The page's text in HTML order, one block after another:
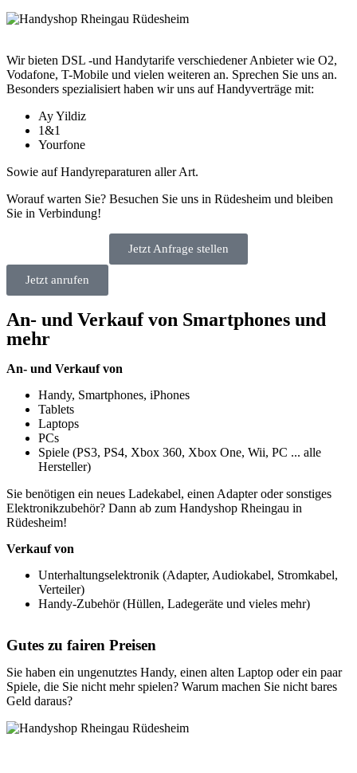
Wir bieten DSL -und Handytarife verschiedener Anbieter wie O2,
Vodafone, T-Mobile und vielen weiteren an. Sprechen Sie uns an.
Besonders spezialisiert haben wir uns auf Handyverträge mit:
Ay Yildiz
1&1
Yourfone
Sowie auf Handyreparaturen aller Art.
Worauf warten Sie? Besuchen Sie uns in Rüdesheim und bleiben
Sie in Verbindung!
Jetzt Anfrage stellen
Jetzt anrufen
An- und Verkauf von Smartphones und
mehr
An- und Verkauf von
Handy, Smartphones, iPhones
Tablets
Laptops
PCs
Spiele (PS3, PS4, Xbox 360, Xbox One, Wii, PC ... alle
Hersteller)
Sie benötigen ein neues Ladekabel, einen Adapter oder sonstiges
Elektronikzubehör? Dann ab zum Handyshop Rheingau in
Rüdesheim!
Verkauf von
Unterhaltungselektronik (Adapter, Audiokabel, Stromkabel,
Verteiler)
Handy-Zubehör (Hüllen, Ladegeräte und vieles mehr)
Gutes zu fairen Preisen
Sie haben ein ungenutztes Handy, einen alten Laptop oder ein paar
Spiele, die Sie nicht mehr spielen? Warum machen Sie nicht bares
Geld daraus?